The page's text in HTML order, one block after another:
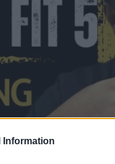
Information